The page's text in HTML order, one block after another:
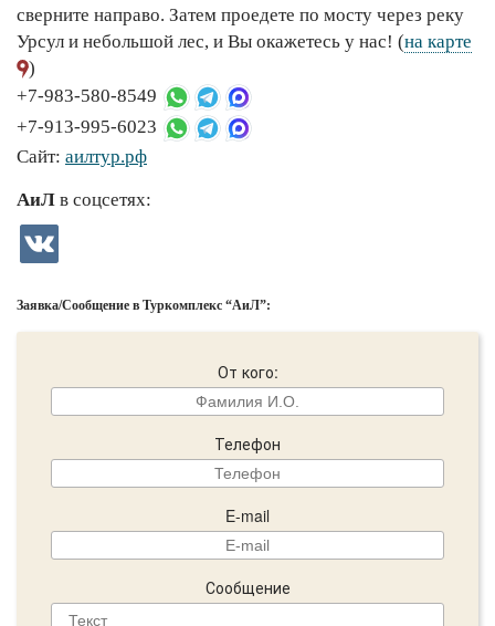
сверните направо. Затем проедете по мосту через реку
Урсул и небольшой лес, и Вы окажетесь у нас! (на карте
)
+7-983-580-8549
+7-913-995-6023
Сайт: аилтур.рф
АиЛ в соцсетях:
Заявка/Сообщение в Туркомплекс “АиЛ”:
От кого:
Телефон
E-mail
Сообщение